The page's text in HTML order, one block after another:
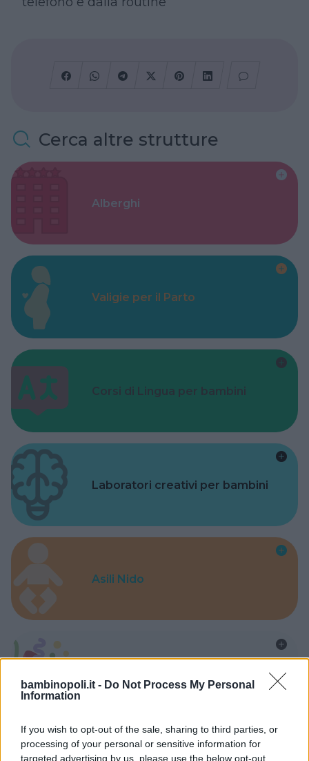
bambinopoli.it - Do Not Process My Personal
Information
If you wish to opt-out of the sale, sharing to third parties, or
processing of your personal or sensitive information for
targeted advertising by us, please use the below opt-out
Cerca altre strutture
Alberghi
Valigie per il Parto
Corsi di Lingua per bambini
Laboratori creativi per bambini
Asili Nido